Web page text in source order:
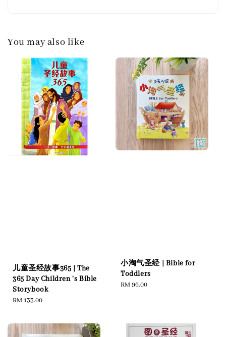
You may also like
儿童圣经故事365 | The
365 Day Children 's Bible
Storybook
Regular
RM 133.00
小淘气圣经 | Bible for
Toddlers
Regular
RM 96.00